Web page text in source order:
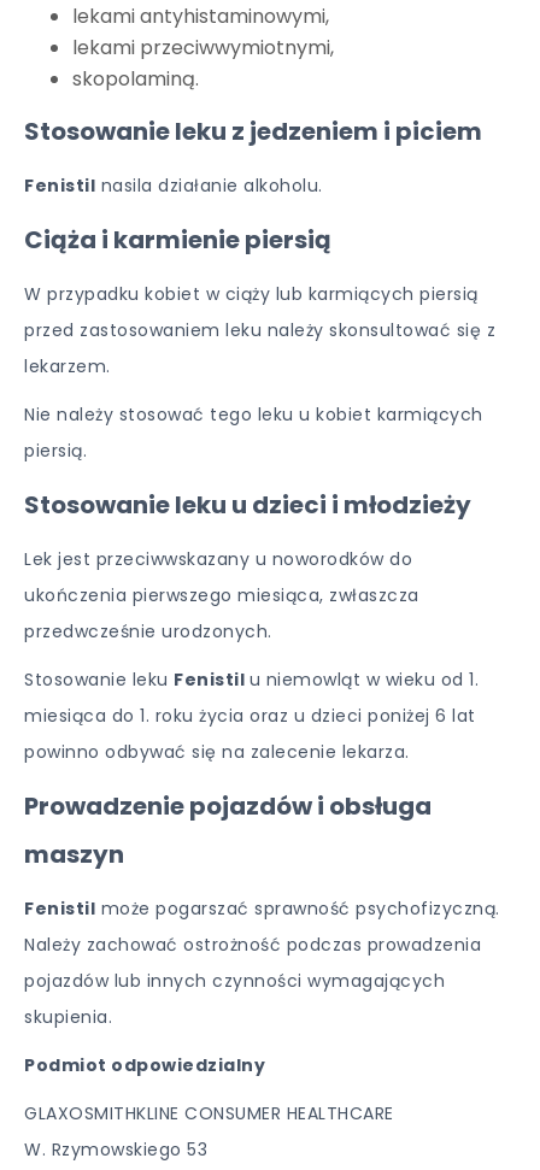
lekami antyhistaminowymi,
lekami przeciwwymiotnymi,
skopolaminą.
Stosowanie leku z jedzeniem i piciem
Fenistil nasila działanie alkoholu.
Ciąża i karmienie piersią
W przypadku kobiet w ciąży lub karmiących piersią
przed zastosowaniem leku należy skonsultować się z
lekarzem.
Nie należy stosować tego leku u kobiet karmiących
piersią.
Stosowanie leku u dzieci i młodzieży
Lek jest przeciwwskazany u noworodków do
ukończenia pierwszego miesiąca, zwłaszcza
przedwcześnie urodzonych.
Stosowanie leku Fenistil u niemowląt w wieku od 1.
miesiąca do 1. roku życia oraz u dzieci poniżej 6 lat
powinno odbywać się na zalecenie lekarza.
Prowadzenie pojazdów i obsługa
maszyn
Fenistil może pogarszać sprawność psychofizyczną.
Należy zachować ostrożność podczas prowadzenia
pojazdów lub innych czynności wymagających
skupienia.
Podmiot odpowiedzialny
GLAXOSMITHKLINE CONSUMER HEALTHCARE
W. Rzymowskiego 53